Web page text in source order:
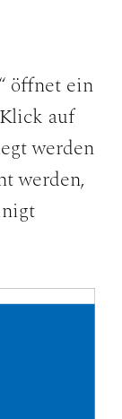
öffnet ein
auf
werden
werden,